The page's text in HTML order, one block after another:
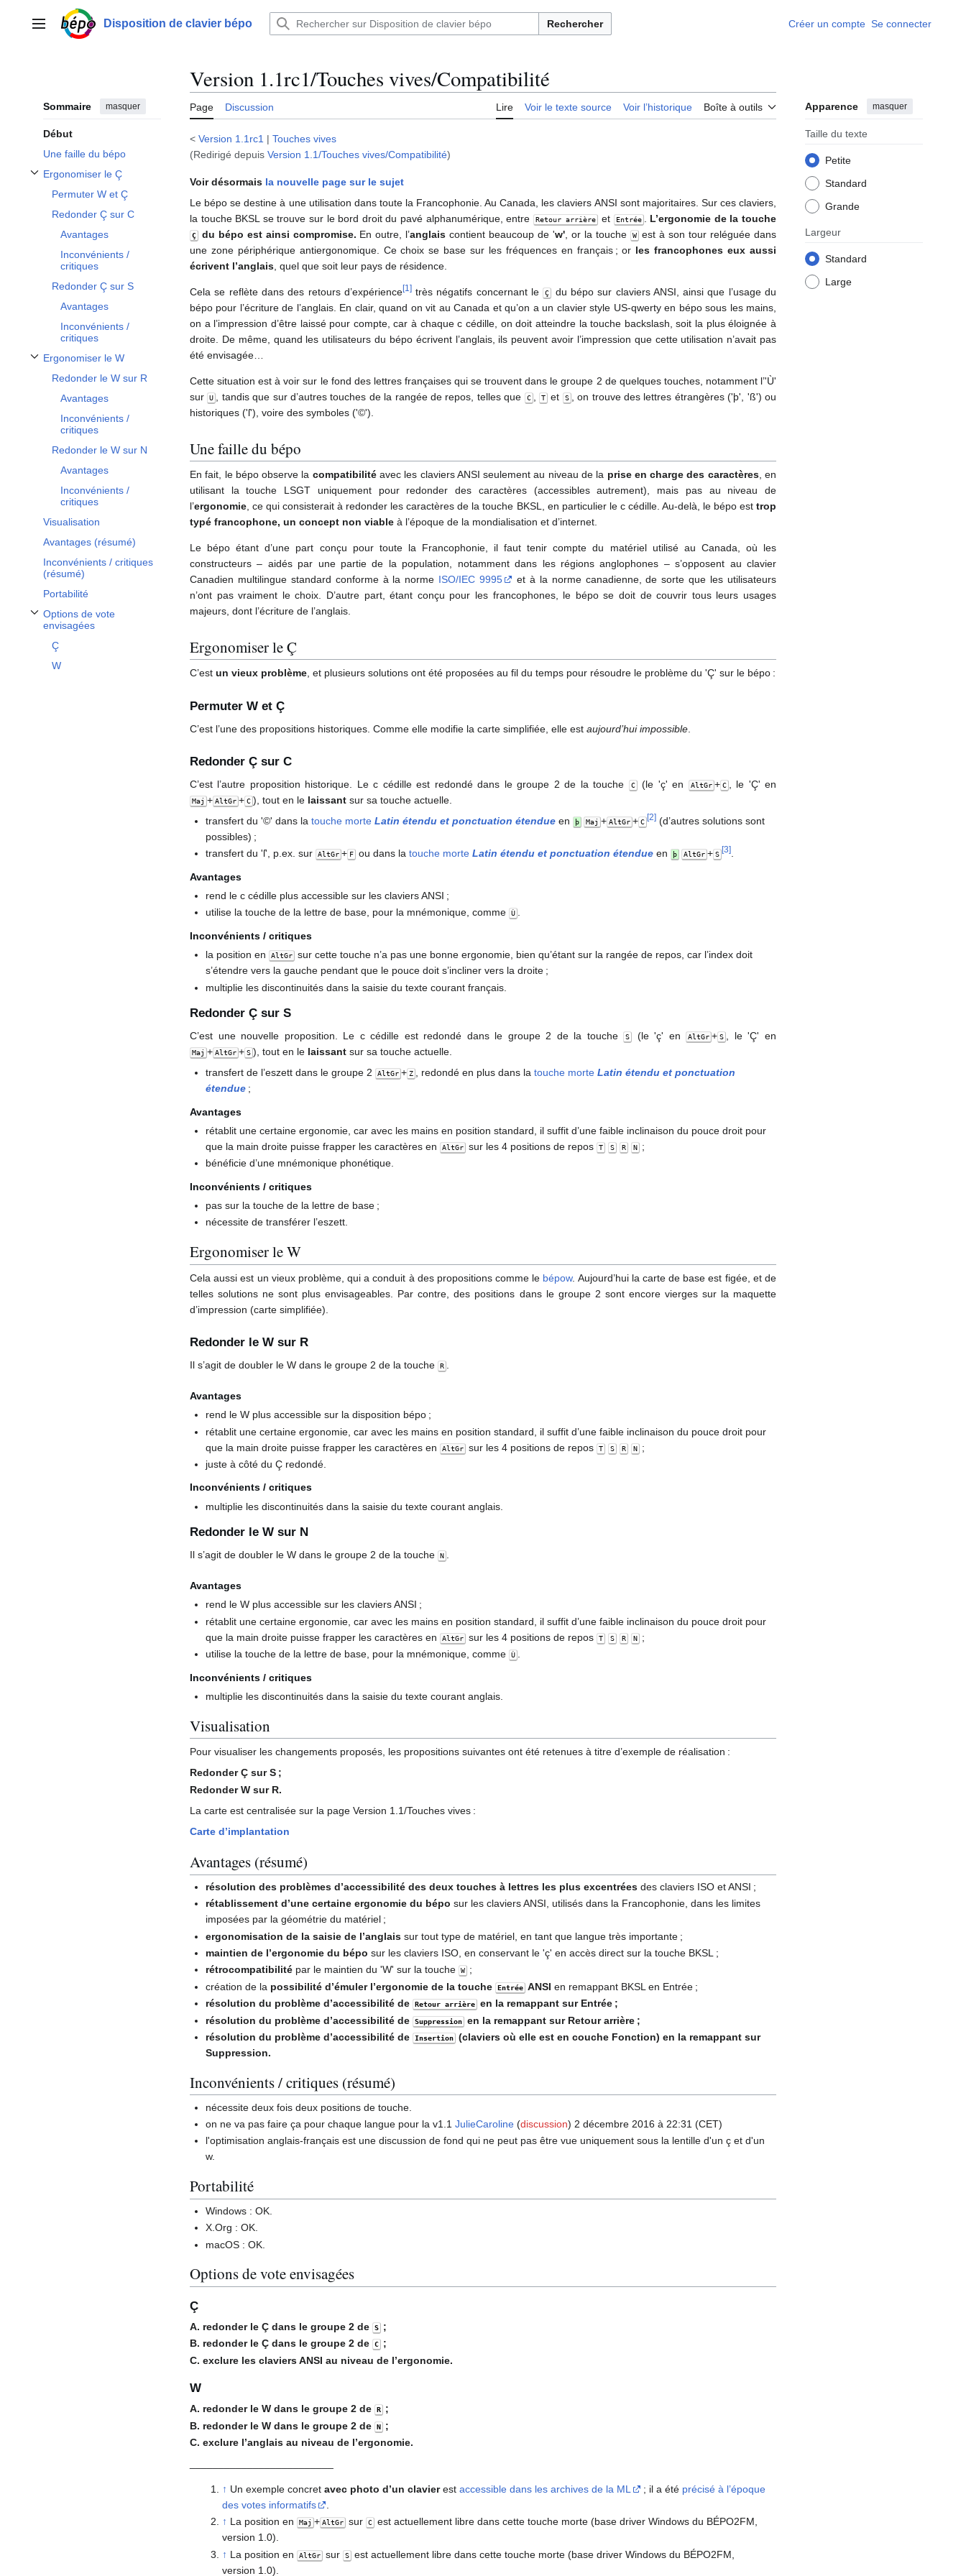
contenuMenu principalDisposition de clavier bépo Rechercher Créer un compte Se connecter
Sommaire masquer
Début
Une faille du bépo
Ergonomiser le Ç
Afficher / masquer la sous-section Ergonomiser le Ç
Permuter W et Ç
Redonder Ç sur C
Avantages
Inconvénients /
critiques
Redonder Ç sur S
Avantages
Inconvénients /
critiques
Ergonomiser le W
Afficher / masquer la sous-section Ergonomiser le W
Redonder le W sur R
Avantages
Inconvénients /
critiques
Redonder le W sur N
Avantages
Inconvénients /
critiques
Visualisation
Avantages (résumé)
Inconvénients / critiques
(résumé)
Portabilité
Options de vote
envisagées
Afficher / masquer la sous-section Options de vote envisagées
Ç
W
Version 1.1rc1/Touches vives/Compatibilité
Page Discussion Lire Voir le texte source Voir l’historique Boîte à outils Apparence masquer
Taille du texte
Petite
Standard
Grande
Largeur
Standard
Large
< Version 1.1rc1 | Touches vives
(Redirigé depuis Version 1.1/Touches vives/Compatibilité)
Voir désormais la nouvelle page sur le sujet
Le bépo se destine à une utilisation dans toute la Francophonie. Au Canada, les claviers ANSI sont majoritaires. Sur ces claviers,
la touche BKSL se trouve sur le bord droit du pavé alphanumérique, entre
Retour arrière et Entrée . L’ergonomie de la touche
Ç du bépo est ainsi compromise. En outre, l’anglais contient beaucoup de 'w', or la touche W est à son tour reléguée dans
une zone périphérique antiergonomique. Ce choix se base sur les fréquences en français ; or les francophones eux aussi
écrivent l’anglais , quel que soit leur pays de résidence.
Cela se reflète dans des retours d’expérience[1 ]très négatifs concernant le Ç
du bépo sur claviers ANSI, ainsi que l’usage du
bépo pour l’écriture de l’anglais. En clair, quand on vit au Canada et qu’on a un clavier style US-qwerty en bépo sous les mains,
on a l’impression d’être laissé pour compte, car à chaque c cédille, on doit atteindre la touche backslash, soit la plus éloignée à
droite. De même, quand les utilisateurs du bépo écrivent l’anglais, ils peuvent avoir l’impression que cette utilisation n’avait pas
été envisagée…
Cette situation est à voir sur le fond des lettres françaises qui se trouvent dans le groupe 2 de quelques touches, notamment l’'Ù'
sur U , tandis que sur d’autres touches de la rangée de repos, telles que C , T et S , on trouve des lettres étrangères ('þ', 'ß') ou
historiques ('ſ'), voire des symboles ('©').
Une faille du bépo
En fait, le bépo observe la compatibilitéavec les claviers ANSI seulement au niveau de la prise en charge des caractères, en
utilisant la touche LSGT uniquement pour redonder des caractères (accessibles autrement), mais pas au niveau de
l’ergonomie , ce qui consisterait à redonder les caractères de la touche BKSL, en particulier le c cédille. Au-delà, le bépo est trop
typé francophone, un concept non viable à l’époque de la mondialisation et d’internet.
Le bépo étant d’une part conçu pour toute la Francophonie, il faut tenir compte du matériel utilisé au Canada, où les
constructeurs – aidés par une partie de la population, notamment dans les régions anglophones – s’opposent au clavier
Canadien multilingue standard conforme à la norme ISO/IEC 9995
et à la norme canadienne, de sorte que les utilisateurs
n’ont pas vraiment le choix. D’autre part, étant conçu pour les francophones, le bépo se doit de couvrir tous leurs usages
majeurs, dont l’écriture de l’anglais.
Ergonomiser le Ç
C’est un vieux problème , et plusieurs solutions ont été proposées au fil du temps pour résoudre le problème du 'Ç' sur le bépo :
Permuter W et Ç
C’est l’une des propositions historiques. Comme elle modifie la carte simplifiée, elle est aujourd’hui impossible
Redonder Ç sur C
C’est l’autre proposition historique. Le c cédille est redondé dans le groupe 2 de la touche C (le 'ç' en AltGr + C , le 'Ç' en
Maj + AltGr + C ), tout en le laissant sur sa touche actuelle.
transfert du '©' dans latouche morteLatin étendu et ponctuation étendue en þ Maj + AltGr + C
[2] (d’autres solutions sont
possibles) ;
transfert du 'ſ', p.ex. sur AltGr + F ou dans latouche morteLatin étendu et ponctuation étendue en þ AltGr + S
[3].
Avantages
rend le c cédille plus accessible sur les claviers ANSI ;
utilise la touche de la lettre de base, pour la mnémonique, comme Ù .
Inconvénients / critiques
la position en AltGr
sur cette touche n’a pas une bonne ergonomie, bien qu’étant sur la rangée de repos, car l’index doit
s’étendre vers la gauche pendant que le pouce doit s’incliner vers la droite ;
multiplie les discontinuités dans la saisie du texte courant français.
Redonder Ç sur S
C’est une nouvelle proposition. Le c cédille est redondé dans le groupe 2 de la touche S (le 'ç' en AltGr + S , le 'Ç' en
Maj + AltGr + S ), tout en le laissant sur sa touche actuelle.
transfert de l’eszett dans le groupe 2 AltGr + Z , redondé en plus dans latouche morteLatin étendu et ponctuation
étendue ;
Avantages
rétablit une certaine ergonomie, car avec les mains en position standard, il suffit d’une faible inclinaison du pouce droit pour
que la main droite puisse frapper les caractères en AltGr sur les 4 positions de repos T S R N
;
bénéficie d’une mnémonique phonétique.
Inconvénients / critiques
pas sur la touche de la lettre de base ;
nécessite de transférer l’eszett.
Ergonomiser le W
Cela aussi est un vieux problème, qui a conduit à des propositions comme le bépow. Aujourd’hui la carte de base est figée, et de
telles solutions ne sont plus envisageables. Par contre, des positions dans le groupe 2 sont encore vierges sur la maquette
d’impression (carte simplifiée).
Redonder le W sur R
Il s’agit de doubler le W dans le groupe 2 de la touche R
Avantages
rend le W plus accessible sur la disposition bépo ;
rétablit une certaine ergonomie, car avec les mains en position standard, il suffit d’une faible inclinaison du pouce droit pour
que la main droite puisse frapper les caractères en AltGr sur les 4 positions de repos T S R N
;
juste à côté du Ç redondé.
Inconvénients / critiques
multiplie les discontinuités dans la saisie du texte courant anglais.
Redonder le W sur N
Il s’agit de doubler le W dans le groupe 2 de la touche N
Avantages
rend le W plus accessible sur les claviers ANSI ;
rétablit une certaine ergonomie, car avec les mains en position standard, il suffit d’une faible inclinaison du pouce droit pour
que la main droite puisse frapper les caractères en AltGr sur les 4 positions de repos T S R N
;
utilise la touche de la lettre de base, pour la mnémonique, comme Ù
Inconvénients / critiques
multiplie les discontinuités dans la saisie du texte courant anglais.
Visualisation
Pour visualiser les changements proposés, les propositions suivantes ont été retenues à titre d’exemple de réalisation :
Redonder Ç sur S ;
Redonder W sur R.
La carte est centralisée sur la page Version 1.1/Touches vives :
Carte d’implantation
Avantages (résumé)
résolution des problèmes d’accessibilité des deux touches à lettres les plus excentrées des claviers ISO et ANSI ;
rétablissement d’une certaine ergonomie du bépo sur les claviers ANSI, utilisés dans la Francophonie, dans les limites
imposées par la géométrie du matériel ;
ergonomisation de la saisie de l’anglais sur tout type de matériel, en tant que langue très importante ;
maintien de l’ergonomie du bépo sur les claviers ISO, en conservant le 'ç' en accès direct sur la touche BKSL ;
rétrocompatibilité par le maintien du 'W' sur la touche W
;
création de la possibilité d’émuler l’ergonomie de la touche Entrée ANSI en remappant BKSL en Entrée ;
résolution du problème d’accessibilité de Retour arrière
en la remappant sur Entrée ;
résolution du problème d’accessibilité de Suppression
en la remappant sur Retour arrière ;
résolution du problème d’accessibilité de Insertion
(claviers où elle est en couche Fonction) en la remappant sur
Suppression.
Inconvénients / critiques (résumé)
nécessite deux fois deux positions de touche.
on ne va pas faire ça pour chaque langue pour la v1.1JulieCaroline (discussion) 2 décembre 2016 à 22:31 (CET)
l'optimisation anglais-français est une discussion de fond qui ne peut pas être vue uniquement sous la lentille d'un ç et d'un
w.
Portabilité
Windows : OK.
X.Org : OK.
macOS : OK.
Options de vote envisagées
Ç
A. redonder le Ç dans le groupe 2 de S
;
B. redonder le Ç dans le groupe 2 de
C
;
C. exclure les claviers ANSI au niveau de l’ergonomie.
W
A. redonder le W dans le groupe 2 de R
;
B. redonder le W dans le groupe 2 de
N
;
C. exclure l’anglais au niveau de l’ergonomie.
↑ Un exemple concret avec photo d’un clavierest accessible dans les archives de la ML ; il a été précisé à l’époque
des votes informatifs
↑ La position en Maj + AltGr sur C est actuellement libre dans cette touche morte (base driver Windows du BÉPO2FM,
version 1.0).
↑ La position en AltGr sur S est actuellement libre dans cette touche morte (base driver Windows du BÉPO2FM,
version 1.0).